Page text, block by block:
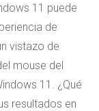
11 puede
de
vistazo de
mouse del
11. ¿Qué
resultados en